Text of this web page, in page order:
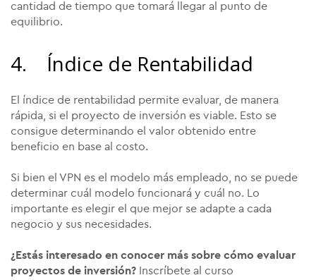
cantidad de tiempo que tomará llegar al punto de
equilibrio.
4. Índice de Rentabilidad
El índice de rentabilidad permite evaluar, de manera
rápida, si el proyecto de inversión es viable. Esto se
consigue determinando el valor obtenido entre
beneficio en base al costo.
Si bien el VPN es el modelo más empleado, no se puede
determinar cuál modelo funcionará y cuál no. Lo
importante es elegir el que mejor se adapte a cada
negocio y sus necesidades.
¿Estás interesado en conocer más sobre cómo evaluar
proyectos de inversión? Inscríbete al curso